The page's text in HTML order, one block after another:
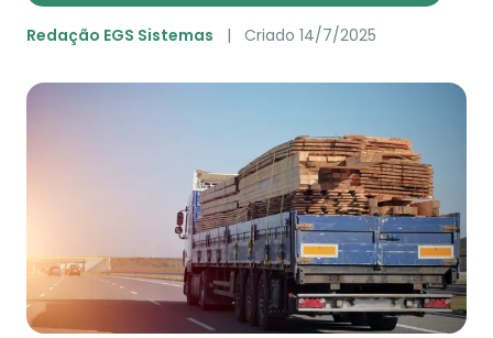
Redação EGS Sistemas Criado 14/7/2025